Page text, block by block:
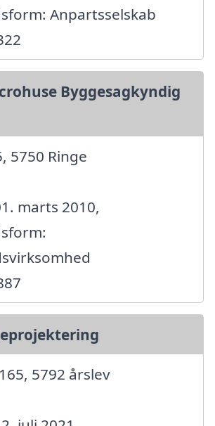
Anpartsselskab
Byggesagkyndig
5750 Ringe
marts 2010,
5792 årslev